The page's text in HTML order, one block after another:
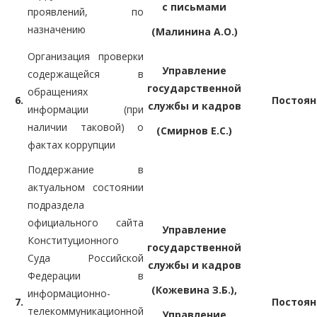
проявлений, по
назначению
с письмами
(Малинина А.О.)
6.
Организация проверки
содержащейся в
обращениях
информации (при
наличии таковой) о
фактах коррупции
Управление
государственной
службы и кадров
(Смирнов Е.С.)
7.
Поддержание в
актуальном состоянии
подраздела
официального сайта
Конституционного
Суда Российской
Федерации в
информационно-
телекоммуникационной
Управление
государственной
службы и кадров
(Кожевина З.Б.),